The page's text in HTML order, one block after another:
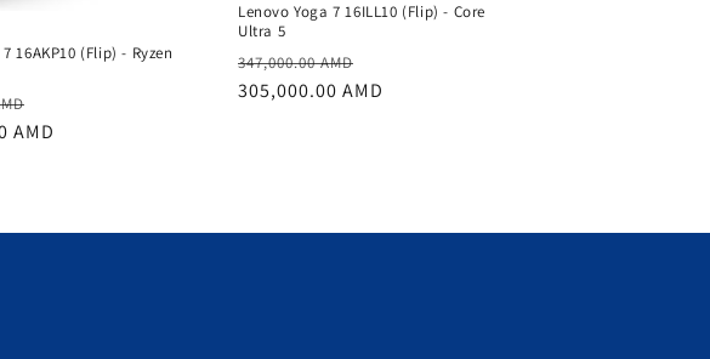
16AKP10 (Flip) - Ryzen
со
AMD
Lenovo Yoga 7 16ILL10 (Flip) - Core
Ultra 5
Обычная
цена
347,000.00 AMD
со
305,000.00 AMD